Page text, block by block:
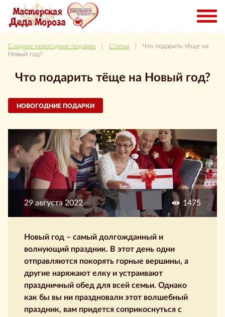
Сладкие новогодние подарки Статьи | Что подарить тёще на
Новый год?
Что подарить тёще на Новый год?
НОВОГОДНИЕ ПОДАРКИ
29 августа 2022 1475
Новый год – самый долгожданный и
волнующий праздник. В этот день одни
отправляются покорять горные вершины, а
другие наряжают елку и устраивают
праздничный обед для всей семьи. Однако
как бы вы ни праздновали этот волшебный
праздник, вам придется соприкоснуться с